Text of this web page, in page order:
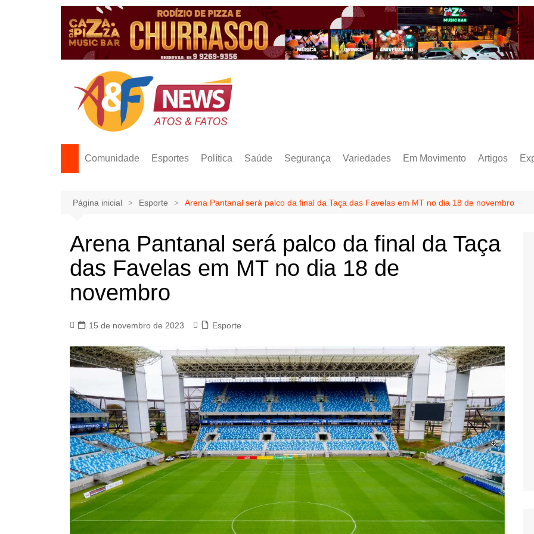
Comunidade Esportes Política Saúde Segurança Variedades Em Movimento Artigos
Página inicial Esporte Arena Pantanal será palco da final da Taça das Favelas em MT no dia 18 de novembro
Arena Pantanal será palco da final da Taça
das Favelas em MT no dia 18 de
novembro
15 de novembro de 2023 Esporte